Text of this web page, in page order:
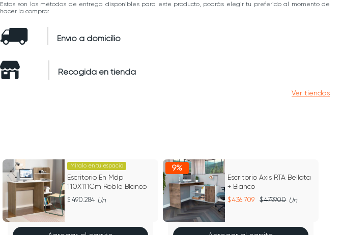
Estos son los métodos de entrega disponibles para este producto, podrás elegir tu preferido al momento de
hacer la compra:
Envío a domicilio
Recogida en tienda
Ver tiendas
Míralo en tu espacio
Escritorio En Mdp
110X111Cm Roble Blanco
490.284 Un
9%
Escritorio Axis RTA Bellota
+ Blanco
436.709 479.900 Un